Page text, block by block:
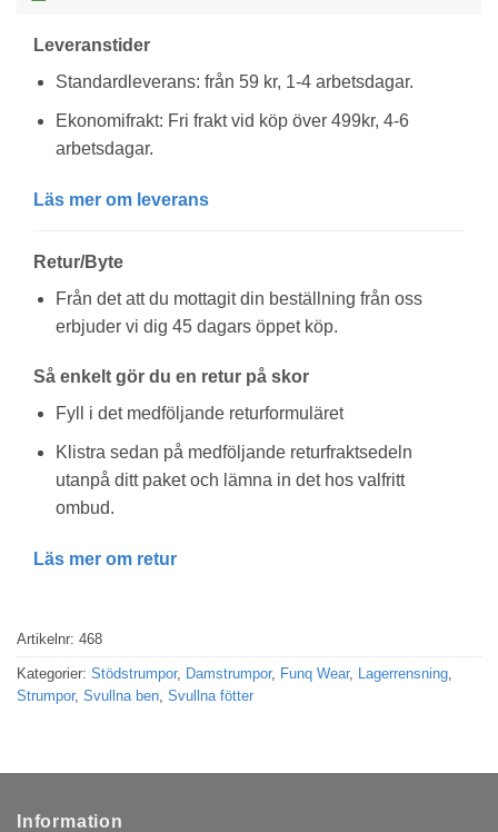
Leveranstider
Standardleverans: från 59 kr, 1-4 arbetsdagar.
Ekonomifrakt: Fri frakt vid köp över 499kr, 4-6
arbetsdagar.
Läs mer om leverans
Retur/Byte
Från det att du mottagit din beställning från oss
erbjuder vi dig 45 dagars öppet köp.
Så enkelt gör du en retur på skor
Fyll i det medföljande returformuläret
Klistra sedan på medföljande returfraktsedeln
utanpå ditt paket och lämna in det hos valfritt
ombud.
Läs mer om retur
Artikelnr: 468
Kategorier: Stödstrumpor, Damstrumpor, Funq Wear, Lagerrensning
Strumpor, Svullna ben Svullna fötter
Information